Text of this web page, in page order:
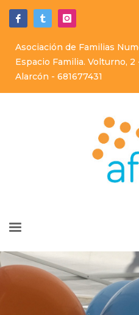
Asociación de Familias
Espacio Familia. Volturno,
Alarcón - 681677431